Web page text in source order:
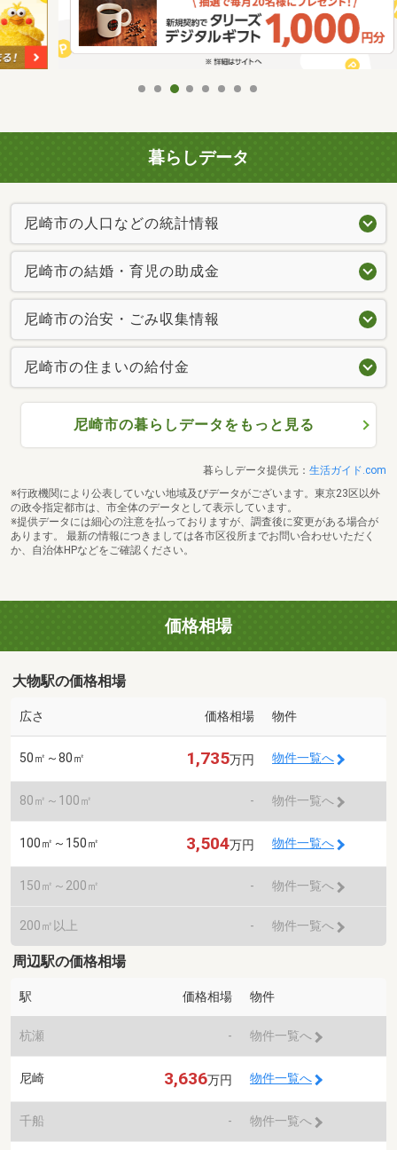
暮らしデータ
尼崎市の人口などの統計情報
尼崎市の結婚・育児の助成金
尼崎市の治安・ごみ収集情報
尼崎市の住まいの給付金
尼崎市の暮らしデータをもっと見る
暮らしデータ提供元： 生活ガイド.com
※行政機関により公表していない地域及びデータがございます。東京23区以外
の政令指定都市は、市全体のデータとして表示しています。
※提供データには細心の注意を払っておりますが、調査後に変更がある場合が
あります。 最新の情報につきましては各市区役所までお問い合わせいただく
か、自治体HPなどをご確認ください。
価格相場
大物駅の価格相場
広さ 価格相場 物件
50㎡～80㎡ 1,735万円 物件一覧へ
80㎡～100㎡ - 物件一覧へ
100㎡～150㎡ 3,504万円 物件一覧へ
150㎡～200㎡ - 物件一覧へ
200㎡以上 - 物件一覧へ
周辺駅の価格相場
駅 価格相場 物件
杭瀬 - 物件一覧へ
尼崎 3,636万円 物件一覧へ
千船 - 物件一覧へ